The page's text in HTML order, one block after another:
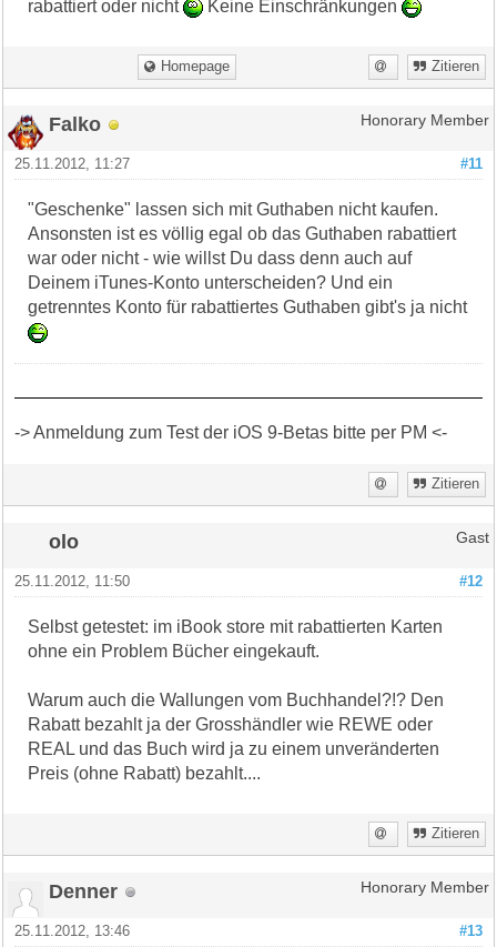
rabattiert oder nicht Keine Einschränkungen
Homepage Zitieren
Falko Honorary Member
#11
25.11.2012, 11:27
"Geschenke" lassen sich mit Guthaben nicht kaufen.
Ansonsten ist es völlig egal ob das Guthaben rabattiert
war oder nicht - wie willst Du dass denn auch auf
Deinem iTunes-Konto unterscheiden? Und ein
getrenntes Konto für rabattiertes Guthaben gibt's ja nicht
-> Anmeldung zum Test der iOS 9-Betas bitte per PM <-
Zitieren
olo Gast
#12
25.11.2012, 11:50
Selbst getestet: im iBook store mit rabattierten Karten
ohne ein Problem Bücher eingekauft.
Warum auch die Wallungen vom Buchhandel?!? Den
Rabatt bezahlt ja der Grosshändler wie REWE oder
REAL und das Buch wird ja zu einem unveränderten
Preis (ohne Rabatt) bezahlt....
Zitieren
Denner Honorary Member
#13
25.11.2012, 13:46